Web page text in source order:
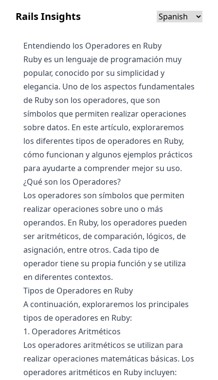
Rails Insights
Entendiendo los Operadores en Ruby
Ruby es un lenguaje de programación muy
popular, conocido por su simplicidad y
elegancia. Uno de los aspectos fundamentales
de Ruby son los operadores, que son
símbolos que permiten realizar operaciones
sobre datos. En este artículo, exploraremos
los diferentes tipos de operadores en Ruby,
cómo funcionan y algunos ejemplos prácticos
para ayudarte a comprender mejor su uso.
¿Qué son los Operadores?
Los operadores son símbolos que permiten
realizar operaciones sobre uno o más
operandos. En Ruby, los operadores pueden
ser aritméticos, de comparación, lógicos, de
asignación, entre otros. Cada tipo de
operador tiene su propia función y se utiliza
en diferentes contextos.
Tipos de Operadores en Ruby
A continuación, exploraremos los principales
tipos de operadores en Ruby:
1. Operadores Aritméticos
Los operadores aritméticos se utilizan para
realizar operaciones matemáticas básicas. Los
operadores aritméticos en Ruby incluyen: